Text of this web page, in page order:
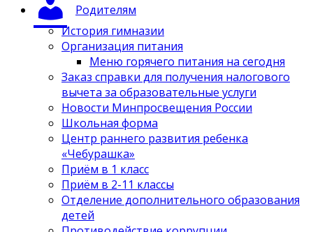
Родителям
История гимназии
Организация питания
Меню горячего питания на сегодня
Заказ справки для получения налогового
вычета за образовательные услуги
Новости Минпросвещения России
Школьная форма
Центр раннего развития ребенка
«Чебурашка»
Приём в 1 класс
Приём в 2-11 классы
Отделение дополнительного образования
детей